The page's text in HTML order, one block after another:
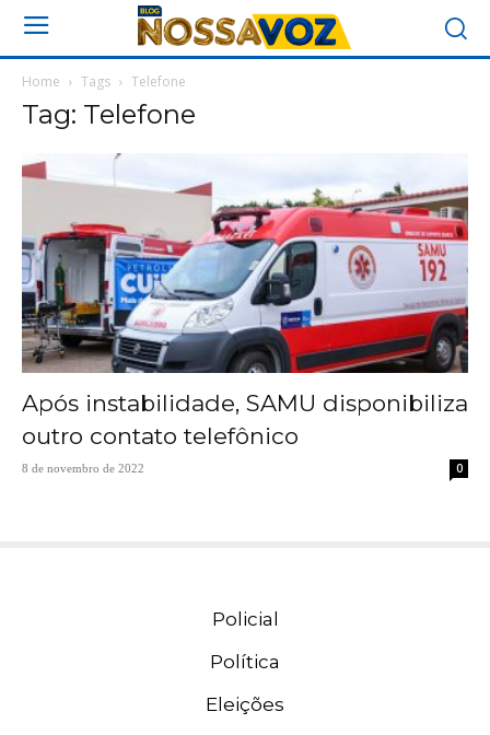
Home Tags Telefone
Tag: Telefone
Após instabilidade, SAMU disponibiliza
outro contato telefônico
8 de novembro de 2022 0
Policial
Política
Eleições